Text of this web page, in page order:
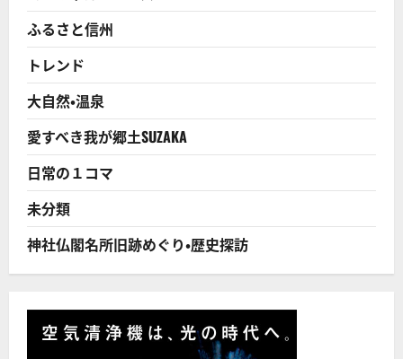
ふるさと信州
トレンド
大自然・温泉
愛すべき我が郷土SUZAKA
日常の１コマ
未分類
神社仏閣名所旧跡めぐり・歴史探訪